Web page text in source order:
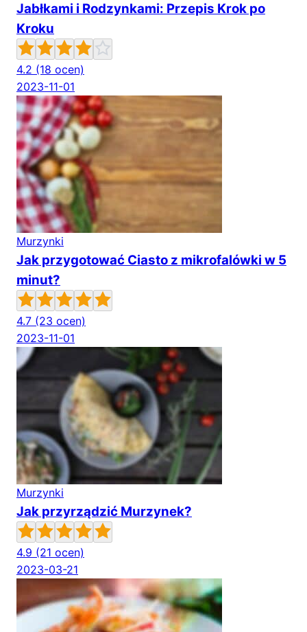
Jabłkami i Rodzynkami: Przepis Krok po
Kroku
4.2 (18 ocen)
2023-11-01
Murzynki
Jak przygotować Ciasto z mikrofalówki w 5
minut?
4.7 (23 ocen)
2023-11-01
Murzynki
Jak przyrządzić Murzynek?
4.9 (21 ocen)
2023-03-21